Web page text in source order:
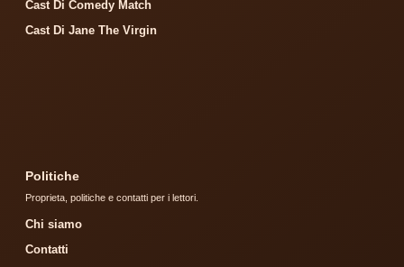
Cast Di Comedy Match
Cast Di Jane The Virgin
Politiche
Proprieta, politiche e contatti per i lettori.
Chi siamo
Contatti